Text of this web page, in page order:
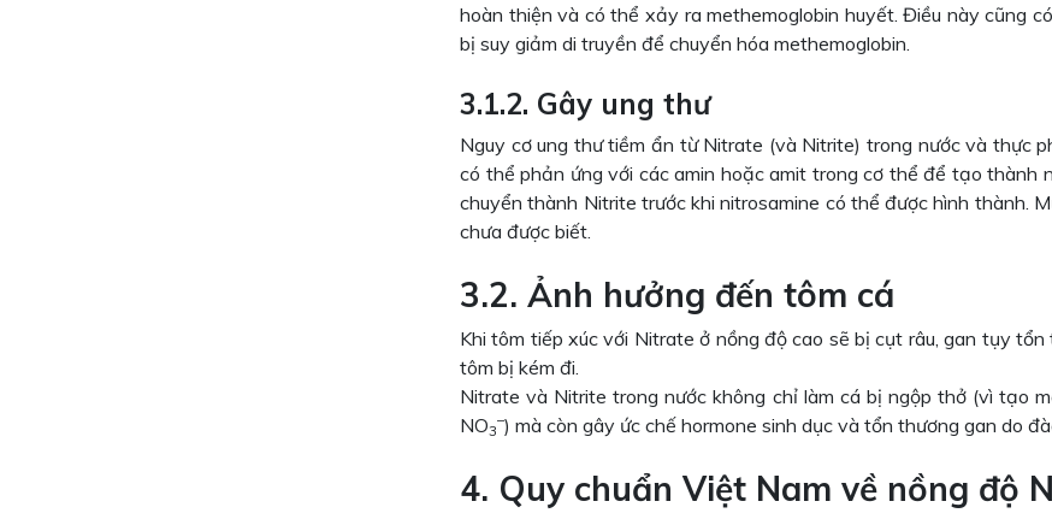
hoàn thiện và có thể xảy ra methemoglobin huyết. Điều này cũng
bị suy giảm di truyền để chuyển hóa methemoglobin.
3.1.2. Gây ung thư
Nguy cơ ung thư tiềm ẩn từ Nitrate (và Nitrite) trong nước và thực
có thể phản ứng với các amin hoặc amit trong cơ thể để tạo thành
chuyển thành Nitrite trước khi nitrosamine có thể được hình thành.
chưa được biết.
3.2. Ảnh hưởng đến tôm cá
Khi tôm tiếp xúc với Nitrate ở nồng độ cao sẽ bị cụt râu, gan tụy
tôm bị kém đi.
Nitrate và Nitrite trong nước không chỉ làm cá bị ngộp thở (vì tạo
NO3
–) mà còn gây ức chế hormone sinh dục và tổn thương gan do
4. Quy chuẩn Việt Nam về nồng độ